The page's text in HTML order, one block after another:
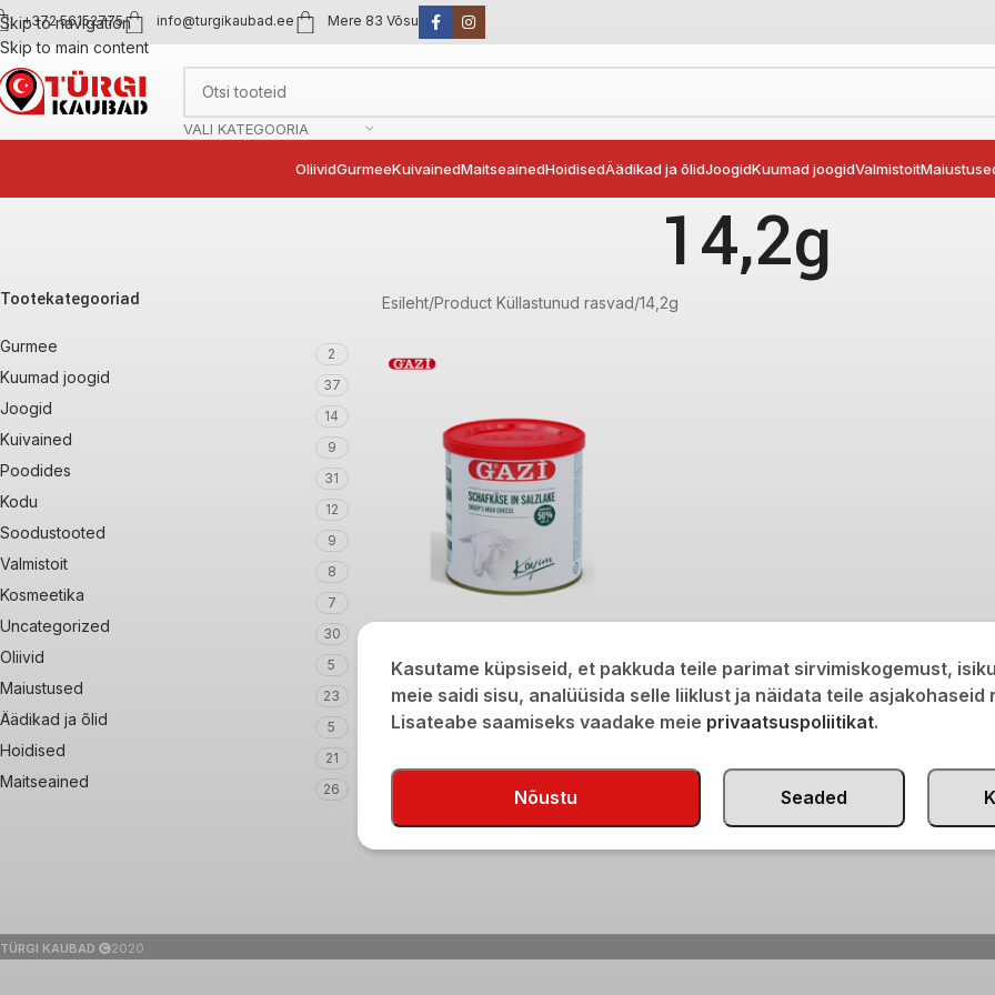
Skip to navigation
Skip to main content
+372 56152775 info@turgikaubad.ee Mere 83 Võsu
VALI KATEGOORIA
OliividGurmeeKuivainedMaitseainedHoidisedÄädikad ja õlidJoogidKuumad joogidValmistoit
14,2g
Tootekategooriad
Gurmee 2
Kuumad joogid 37
Joogid 14
Kuivained 9
Poodides 31
Kodu 12
Soodustooted 9
Valmistoit 8
Kosmeetika 7
Uncategorized 30
Oliivid 5
Maiustused 23
Äädikad ja õlid 5
Hoidised 21
Maitseained 26
Esileht Product Küllastunud rasvad 14,2g
720g/400g
€11,90
TÜRGI KAUBAD 2020
Kasutame küpsiseid, et pakkuda teile parimat sirvimiskogemust,
meie saidi sisu, analüüsida selle liiklust ja näidata teile asjakohaseid
Lisateabe saamiseks vaadake meie privaatsuspoliitikat.
Nõustu Seaded